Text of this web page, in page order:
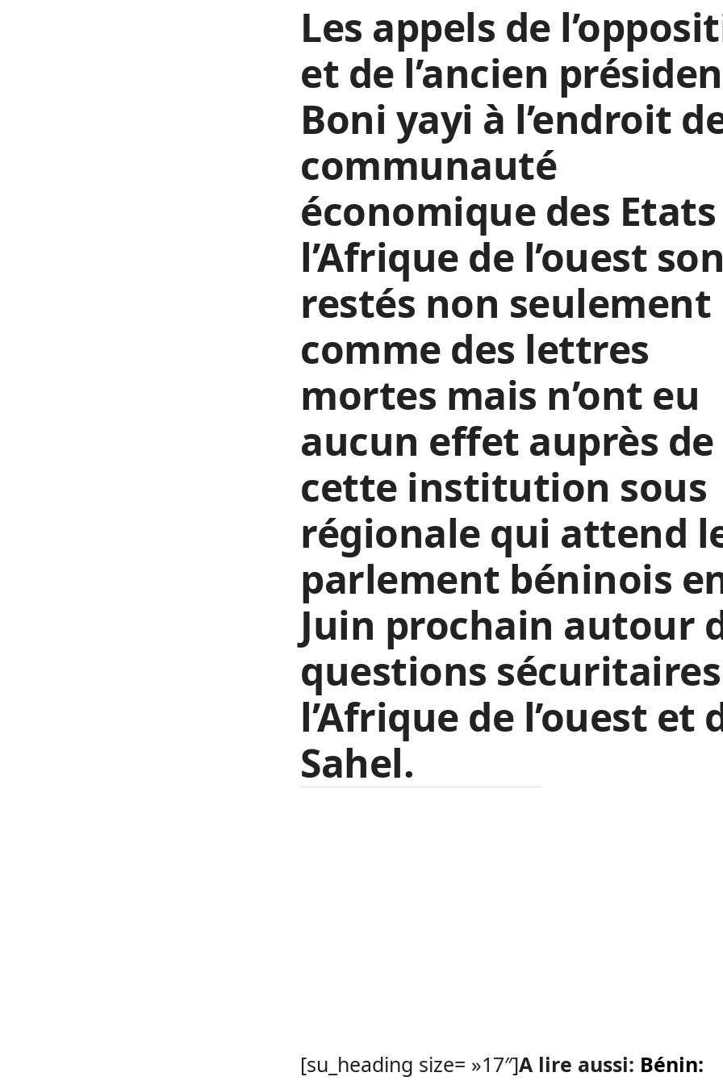
Les appels de
et de l’ancien
Boni yayi à l’endroit
communauté
économique des
l’Afrique de l’ouest
restés non seulement
comme des lettres
mortes mais n’ont eu
aucun effet auprès de
cette institution sous
régionale qui attend
parlement béninois
Juin prochain autour
questions
l’Afrique de l’ouest et
Sahel.
[su_heading size= »17″]A lire aussi: Bénin: